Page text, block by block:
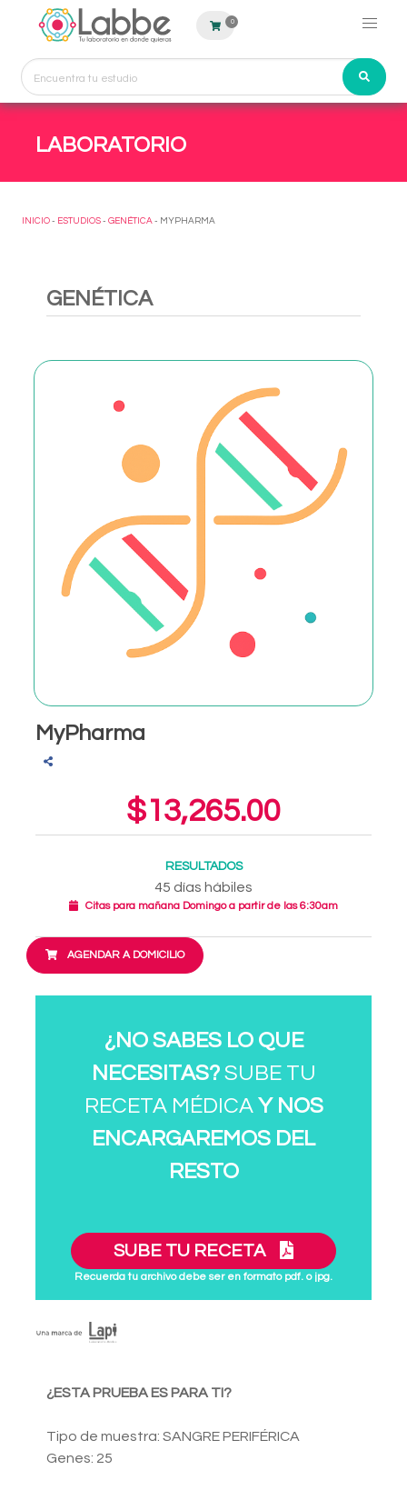
0
LABORATORIO
INICIO - ESTUDIOS - GENÉTICA - MYPHARMA
GENÉTICA
MyPharma
$13,265.00
RESULTADOS
45 días hábiles
Citas para mañana Domingo a partir de las 6:30am
AGENDAR A DOMICILIO
¿NO SABES LO QUE
NECESITAS?SUBE TU
RECETA MÉDICA Y NOS
ENCARGAREMOS DEL
RESTO
SUBE TU RECETA
Recuerda tu archivo debe ser en formato pdf. o jpg.
¿ESTA PRUEBA ES PARA TI?
Tipo de muestra: SANGRE PERIFÉRICA
Genes: 25